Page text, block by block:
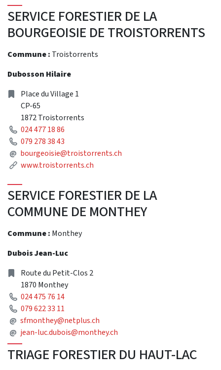
SERVICE FORESTIER DE LA
BOURGEOISIE DE TROISTORRENTS
Commune : Troistorrents
Dubosson Hilaire
Address
Place du Village 1
CP-65
1872 Troistorrents
Phone
024 477 18 86
Phone
079 278 38 43
@ Mail
bourgeoisie@troistorrents.ch
Link
www.troistorrents.ch
SERVICE FORESTIER DE LA
COMMUNE DE MONTHEY
Commune : Monthey
Dubois Jean-Luc
Address
Route du Petit-Clos 2
1870 Monthey
Phone
024 475 76 14
Phone
079 622 33 11
@ Mail
sfmonthey@netplus.ch
@ Mail
jean-luc.dubois@monthey.ch
TRIAGE FORESTIER DU HAUT-LAC